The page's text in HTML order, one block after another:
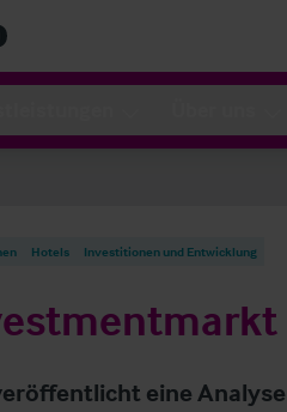
Hotels Investitionen und Entwicklung
eine